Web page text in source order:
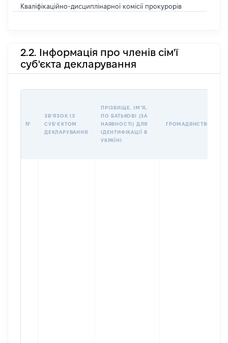
Кваліфікаційно-дисциплінарної комісії прокурорів
2.2. Інформація про членів сім'ї
суб'єкта декларування
№
ЗВʼЯЗОК ІЗ
СУБʼЄКТОМ
ДЕКЛАРУВАННЯ
ПРІЗВИЩЕ, ІМʼЯ,
ПО БАТЬКОВІ (ЗА
НАЯВНОСТІ) ДЛЯ
ІДЕНТИФІКАЦІЇ В
УКРАЇНІ
ГРОМАДЯНСТВО